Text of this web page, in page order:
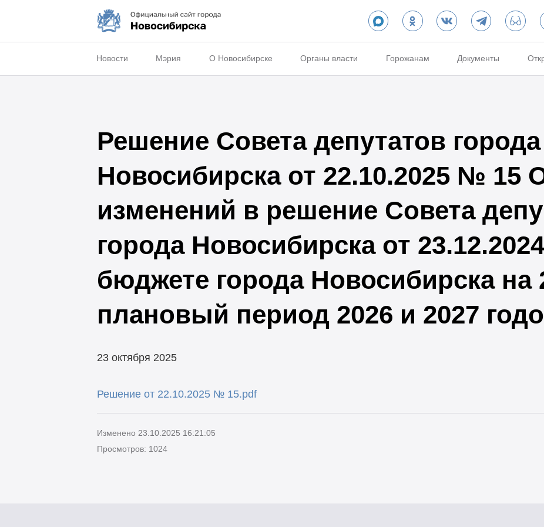
Новости Мэрия О Новосибирске Органы власти Горожанам Документы
Решение Совета депутатов города
Новосибирска от 22.10.2025 № 15
изменений в решение Совета
города Новосибирска от
бюджете города Новосибирска на
плановый период 2026 и 2027
23 октября 2025
Решение от 22.10.2025 № 15.pdf
Изменено 23.10.2025 16:21:05
Просмотров: 1024